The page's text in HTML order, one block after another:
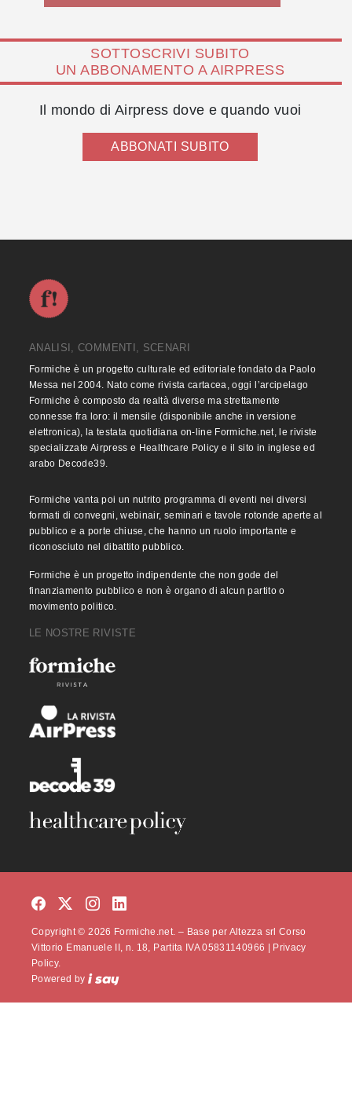
SOTTOSCRIVI SUBITO
UN ABBONAMENTO A AIRPRESS
Il mondo di Airpress dove e quando vuoi
ABBONATI SUBITO
ANALISI, COMMENTI, SCENARI
Formiche è un progetto culturale ed editoriale fondato da Paolo
Messa nel 2004. Nato come rivista cartacea, oggi l’arcipelago
Formiche è composto da realtà diverse ma strettamente
connesse fra loro: il mensile (disponibile anche in versione
elettronica), la testata quotidiana on-line Formiche.net, le riviste
specializzate Airpress e Healthcare Policy e il sito in inglese ed
arabo Decode39.
Formiche vanta poi un nutrito programma di eventi nei diversi
formati di convegni, webinair, seminari e tavole rotonde aperte al
pubblico e a porte chiuse, che hanno un ruolo importante e
riconosciuto nel dibattito pubblico.
Formiche è un progetto indipendente che non gode del
finanziamento pubblico e non è organo di alcun partito o
movimento politico.
LE NOSTRE RIVISTE
Copyright © 2026 Formiche.net. – Base per Altezza srl Corso
Vittorio Emanuele II, n. 18, Partita IVA 05831140966 | Privacy
Policy.
Powered by